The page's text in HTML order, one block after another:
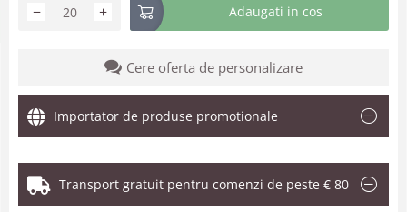
+
− Adaugati in cos
Cere oferta de personalizare
Importator de produse promotionale
Transport gratuit pentru comenzi de peste € 80